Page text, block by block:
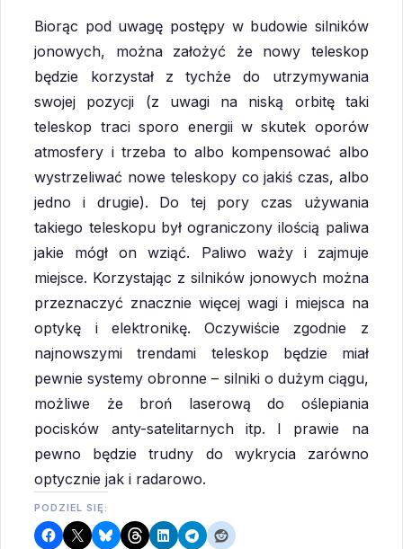
Biorąc pod uwagę postępy w budowie silników
jonowych, można założyć że nowy teleskop
będzie korzystał z tychże do utrzymywania
swojej pozycji (z uwagi na niską orbitę taki
teleskop traci sporo energii w skutek oporów
atmosfery i trzeba to albo kompensować albo
wystrzeliwać nowe teleskopy co jakiś czas, albo
jedno i drugie). Do tej pory czas używania
takiego teleskopu był ograniczony ilością paliwa
jakie mógł on wziąć. Paliwo waży i zajmuje
miejsce. Korzystając z silników jonowych można
przeznaczyć znacznie więcej wagi i miejsca na
optykę i elektronikę. Oczywiście zgodnie z
najnowszymi trendami teleskop będzie miał
pewnie systemy obronne – silniki o dużym ciągu,
możliwe że broń laserową do oślepiania
pocisków anty-satelitarnych itp. I prawie na
pewno będzie trudny do wykrycia zarówno
optycznie jak i radarowo.
PODZIEL SIĘ: